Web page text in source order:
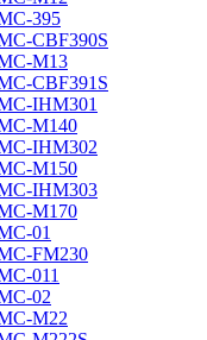
395
CBF390S
M13
CBF391S
IHM301
M140
IHM302
M150
IHM303
M170
01
FM230
011
02
M22